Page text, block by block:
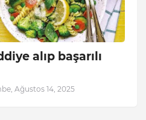
alıp başarılı
Ağustos 14, 2025